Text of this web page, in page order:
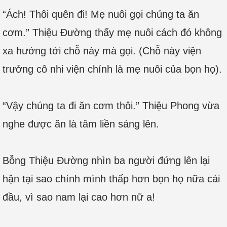
“Ách! Thôi quên đi! Mẹ nuôi gọi chúng ta ăn
cơm.” Thiệu Đường thấy mẹ nuôi cách đó không
xa hướng tới chỗ này mà gọi. (Chỗ này viện
trưởng cô nhi viện chính là mẹ nuôi của bọn họ).
“Vậy chúng ta đi ăn cơm thôi.” Thiệu Phong vừa
nghe được ăn là tâm liền sáng lên.
Bỗng Thiệu Đường nhìn ba người đứng lên lại
hận tại sao chính mình thấp hơn bọn họ nữa cái
đầu, vì sao nam lại cao hơn nữ a!